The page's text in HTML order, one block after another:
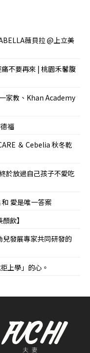
薇貝拉 @上立美
不要再來 | 桃園禾馨腹
家教、Khan Academy
福
＆ Cebelia 秋冬乾
於放過自己孩子不愛吃
愛是唯一答案
飲】
發展專家共同研發的
上學」的心。